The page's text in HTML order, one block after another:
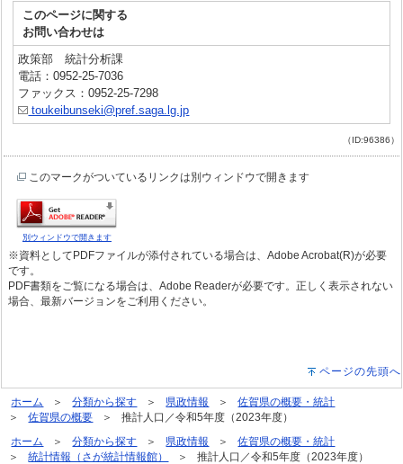
このページに関する
お問い合わせは
政策部 統計分析課
電話：0952-25-7036
ファックス：0952-25-7298
toukeibunseki@pref.saga.lg.jp
（ID:96386）
このマークがついているリンクは別ウィンドウで開きます
別ウィンドウで開きます
※資料としてPDFファイルが添付されている場合は、Adobe Acrobat(R)が必要
です。
PDF書類をご覧になる場合は、Adobe Readerが必要です。正しく表示されない
場合、最新バージョンをご利用ください。
ページの先頭へ
ホーム 分類から探す 県政情報
佐賀県の概要・統計
佐賀県の概要
推計人口／令和5年度（2023年度）
ホーム
分類から探す 県政情報
佐賀県の概要・統計
統計情報（さが統計情報館）
推計人口／令和5年度（2023年度）